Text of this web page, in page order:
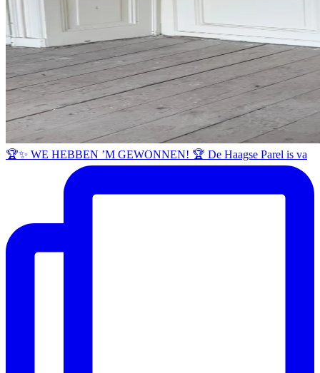
🏆✨ WE HEBBEN ’M GEWONNEN! 🏆 De Haagse Parel is va